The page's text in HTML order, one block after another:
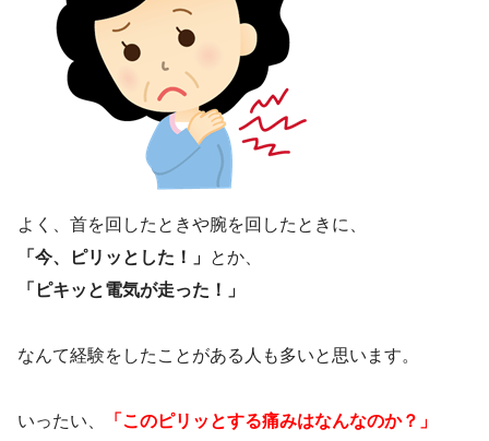
よく、首を回したときや腕を回したときに、
「今、ピリッとした！」 とか、
「ピキッと電気が走った！」
なんて経験をしたことがある人も多いと思います。
いったい、
「このピリッとする痛みはなんなのか？」